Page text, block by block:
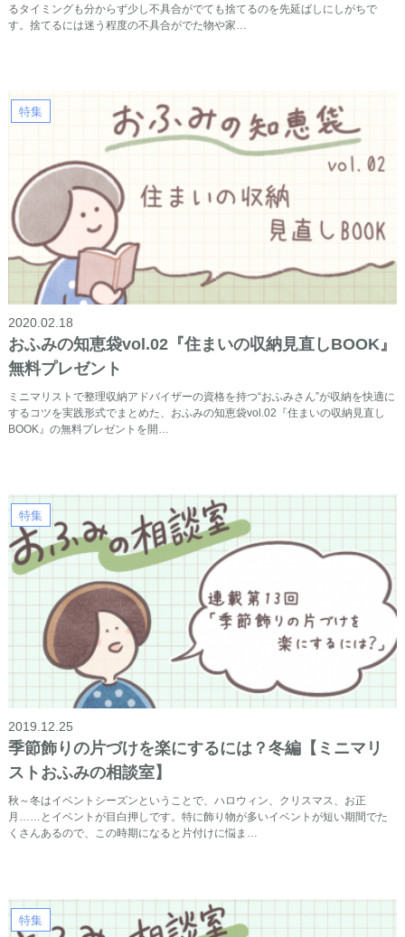
るタイミングも分からず少し不具合がでても捨てるのを先延ばしにしがちで
す。捨てるには迷う程度の不具合がでた物や家…
特集
2020.02.18
おふみの知恵袋vol.02『住まいの収納見直しBOOK』
無料プレゼント
ミニマリストで整理収納アドバイザーの資格を持つ“おふみさん”が収納を快適に
するコツを実践形式でまとめた、おふみの知恵袋vol.02『住まいの収納見直し
BOOK』の無料プレゼントを開…
特集
2019.12.25
季節飾りの片づけを楽にするには？冬編【ミニマリ
ストおふみの相談室】
秋～冬はイベントシーズンということで、ハロウィン、クリスマス、お正
月……とイベントが目白押しです。特に飾り物が多いイベントが短い期間でた
くさんあるので、この時期になると片付けに悩ま…
特集